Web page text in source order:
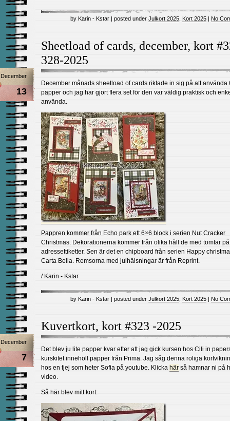
by Karin - Kstar | posted under Julkort 2025 Kort 2025 | No
Sheetload of cards, december, kort
328-2025
December
13
December månads sheetload of cards riktade in sig på att använda
papper och jag har gjort flera set för den var väldig praktisk och
använda.
Pappren kommer från Echo park ett 6×6 block i serien Nut Cracker
Christmas. Dekorationerna kommer från olika håll de med tomtar
adressettiketter. Sen är det en chipboard från serien Happy
Carta Bella. Remsorna med julhälsningar är från Reprint.
/ Karin - Kstar
by Karin - Kstar | posted under Julkort 2025 Kort 2025 | No
Kuvertkort, kort #323 -2025
December
7
Det blev ju lite papper kvar efter att jag gick kursen hos Cili in
kurskitet innehöll papper från Prima. Jag såg denna roliga
hos en tjej som heter Sofia på youtube. Klicka här så hamnar ni på
video.
Så här blev mitt kort: